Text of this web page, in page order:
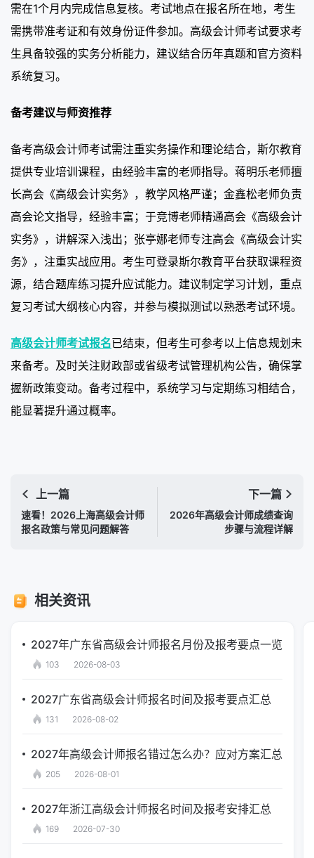
需在1个月内完成信息复核。考试地点在报名所在地，考生
需携带准考证和有效身份证件参加。高级会计师考试要求考
生具备较强的实务分析能力，建议结合历年真题和官方资料
系统复习。
备考建议与师资推荐
备考高级会计师考试需注重实务操作和理论结合，斯尔教育
提供专业培训课程，由经验丰富的老师指导。蒋明乐老师擅
长高会《高级会计实务》，教学风格严谨；金鑫松老师负责
高会论文指导，经验丰富；于竞博老师精通高会《高级会计
实务》，讲解深入浅出；张亭娜老师专注高会《高级会计实
务》，注重实战应用。考生可登录斯尔教育平台获取课程资
源，结合题库练习提升应试能力。建议制定学习计划，重点
复习考试大纲核心内容，并参与模拟测试以熟悉考试环境。
高级会计师考试报名已结束，但考生可参考以上信息规划未
来备考。及时关注财政部或省级考试管理机构公告，确保掌
握新政策变动。备考过程中，系统学习与定期练习相结合，
能显著提升通过概率。
上一篇
速看！2026上海高级会计师
报名政策与常见问题解答
下一篇
2026年高级会计师成绩查询
步骤与流程详解
相关资讯
2027年广东省高级会计师报名月份及报考要点一览
103 2026-08-03
2027广东省高级会计师报名时间及报考要点汇总
131 2026-08-02
2027年高级会计师报名错过怎么办？应对方案汇总
205 2026-08-01
2027年浙江高级会计师报名时间及报考安排汇总
169 2026-07-30